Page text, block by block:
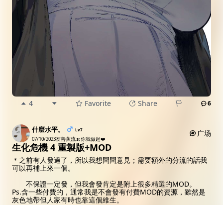
4 Favorite Share 6
什麼水平。 Lv7
07/10/2023友善蕉流🍌你我做起❤️
广场
生化危機 4 重製版+MOD
＊之前有人發過了，所以我想問問意見；需要額外的分流的話我
可以再補上來一個。
不保證一定發，但我會發肯定是附上很多精選的MOD。
Ps.含一些付費的，通常我是不會發有付費MOD的資源，雖然是
灰色地帶但人家有時也靠這個維生。